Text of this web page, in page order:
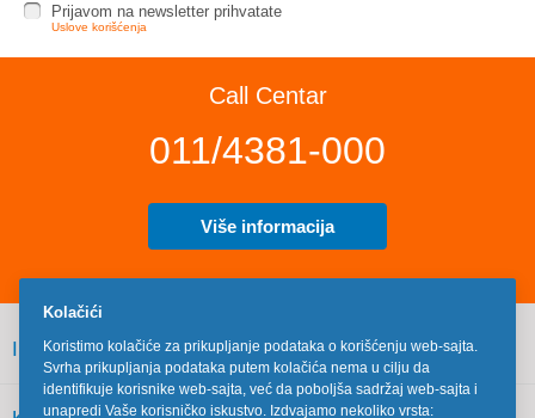
Prijavom na newsletter prihvatate
Uslove korišćenja
Call Centar
011/4381-000
Više informacija
INFORMACIJE
Kolačići
Koristimo kolačiće za prikupljanje podataka o korišćenju web-sajta.
Svrha prikupljanja podataka putem kolačića nema u cilju da
identifikuje korisnike web-sajta, već da poboljša sadržaj web-sajta i
unapredi Vaše korisničko iskustvo. Izdvajamo nekoliko vrsta: